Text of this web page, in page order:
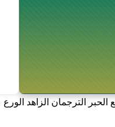
الترجمان الزاهد الورع